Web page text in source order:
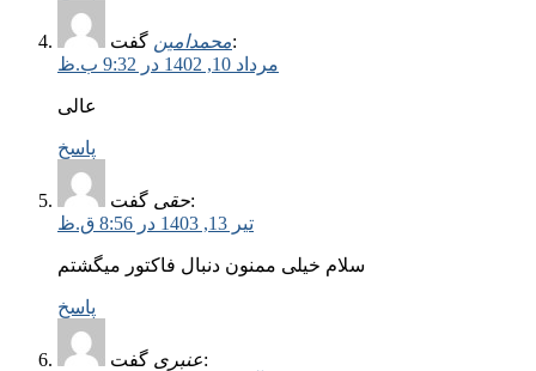
محمدامینگفت:
مرداد 10, 1402 در 9:32 ب.ظ
عالی
پاسخ
حقیگفت:
تیر 13, 1403 در 8:56 ق.ظ
سلام خیلی ممنون دنبال فاکتور میگشتم
پاسخ
عنبریگفت: